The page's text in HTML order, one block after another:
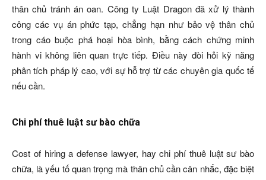
thân chủ tránh án oan. Công ty Luật Dragon đã xử lý thành
công các vụ án phức tạp, chẳng hạn như bảo vệ thân chủ
trong cáo buộc phá hoại hòa bình, bằng cách chứng minh
hành vi không liên quan trực tiếp. Điều này đòi hỏi kỹ năng
phân tích pháp lý cao, với sự hỗ trợ từ các chuyên gia quốc tế
nếu cần.
Chi phí thuê luật sư bào chữa
Cost of hiring a defense lawyer, hay chi phí thuê luật sư bào
chữa, là yếu tố quan trọng mà thân chủ cần cân nhắc, đặc biệt